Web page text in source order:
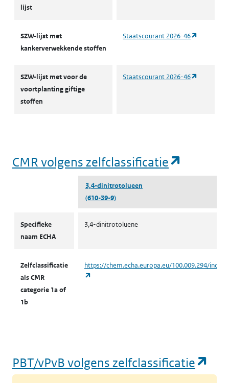
lijst
SZW-lijst met
kankerverwekkende stoffen
Staatscourant 2026-46
SZW-lijst met voor de
voortplanting giftige
stoffen
Staatscourant 2026-46
CMR volgens zelfclassificatie
3,4-dinitrotolueen
(610-39-9)
Specifieke
naam ECHA
3,4-dinitrotoluene
Zelfclassificatie
als CMR
categorie 1a of
1b
https://chem.echa.europa.eu/100.009.294/
PBT/vPvB volgens zelfclassificatie